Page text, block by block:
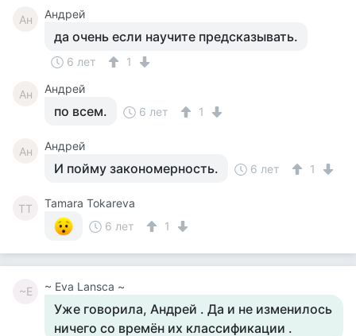
Ан Андрей
да очень если научите предсказывать.
6 лет 1
Ан Андрей
по всем. 6 лет 1
Ан Андрей
И пойму закономерность. 6 лет 1
TT
Tamara Tokareva
6 лет
1
~E ~ Eva Lansca ~
Уже говорила, Андрей . Да и не изменилось
ничего со времён их классификации .